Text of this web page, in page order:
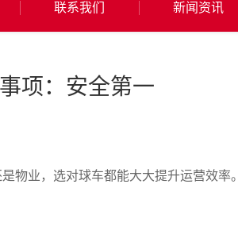
联系我们 新闻资讯
项：安全第一
物业，选对球车都能大大提升运营效率。